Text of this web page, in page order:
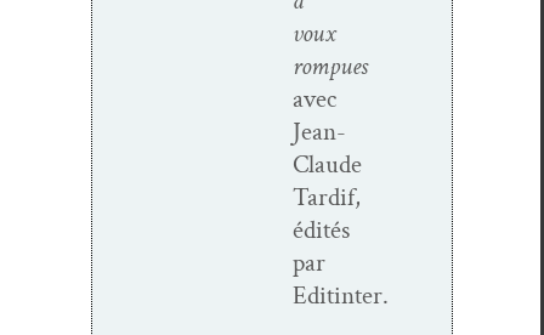
voux
rompues
avec
Jean-
Claude
Tardif,
édités
par
Editinter.